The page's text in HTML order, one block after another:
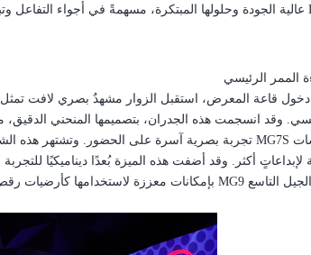
عالية الجودة وحلولها المبتكرة، مسهمةً في أجواء التفاعل
الممر الرئيسي
قاعة المعرض، استقبل الزوار مشهدٌ بصري لافت
وقد انسجمت هذه الجدران، بتصميمها المنحني الدقيق، مع
MG7S
أكثر.
وقد أضفت هذه الميزة بُعدًا ديناميكيًا
التاسعMG9 بإمكانات معززة لاستخدامها كأرضيات